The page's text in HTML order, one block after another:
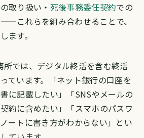
取り扱い・ 死後事務委任契約での
これらを組み合わせることで、
ます。
所では、デジタル終活を含む終活
ています。「ネット銀行の口座を
に記載したい」「SNSやメールの
約に含めたい」「スマホのパスワ
ートに書き方がわからない」とい